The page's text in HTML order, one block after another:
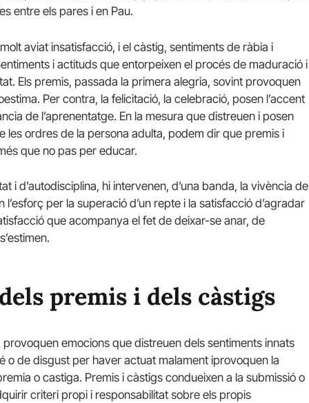
entre els pares i en Pau.
aviat insatisfacció, i el càstig, sentiments de ràbia i
i actituds que entorpeixen el procés de maduració i
Els premis, passada la primera alegria, sovint provoquen
Per contra, la felicitació, la celebració, posen l’accent
de l’aprenentatge. En la mesura que distreuen i posen
les ordres de la persona adulta, podem dir que premis i
que no pas per educar.
i d’autodisciplina, hi intervenen, d’una banda, la vivència de
per la superació d’un repte i la satisfacció d’agradar
que acompanya el fet de deixar-se anar, de
premis i dels càstigs
emocions que distreuen dels sentiments innats
o de disgust per haver actuat malament iprovoquen la
o castiga. Premis i càstigs condueixen a la submissió o
criteri propi i responsabilitat sobre els propis